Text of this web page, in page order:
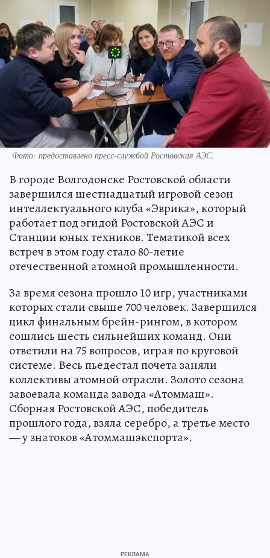
Фото: предоставлено пресс-службой Ростовская АЭС.
В городе Волгодонске Ростовской области
завершился шестнадцатый игровой сезон
интеллектуального клуба «Эврика», который
работает под эгидой Ростовской АЭС и
Станции юных техников. Тематикой всех
встреч в этом году стало 80-летие
отечественной атомной промышленности.
За время сезона прошло 10 игр, участниками
которых стали свыше 700 человек. Завершился
цикл финальным брейн-рингом, в котором
сошлись шесть сильнейших команд. Они
ответили на 75 вопросов, играя по круговой
системе. Весь пьедестал почета заняли
коллективы атомной отрасли. Золото сезона
завоевала команда завода «Атоммаш».
Сборная Ростовской АЭС, победитель
прошлого года, взяла серебро, а третье место
— у знатоков «Атоммашэкспорта».